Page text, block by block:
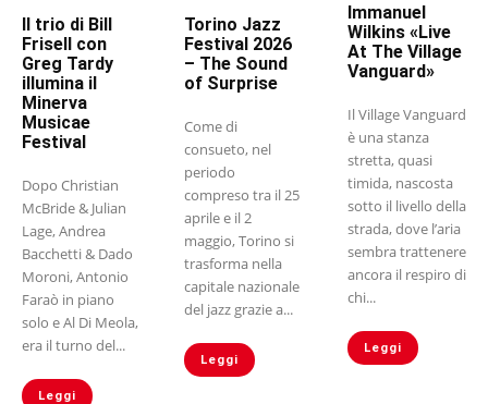
Il trio di Bill
Frisell con
Greg Tardy
illumina il
Minerva
Musicae
Festival
Dopo Christian
McBride & Julian
Lage, Andrea
Bacchetti & Dado
Moroni, Antonio
Faraò in piano
solo e Al Di Meola,
era il turno del...
Leggi
Torino Jazz
Festival 2026
– The Sound
of Surprise
Come di
consueto, nel
periodo
compreso tra il 25
aprile e il 2
maggio, Torino si
trasforma nella
capitale nazionale
del jazz grazie a...
Leggi
Immanuel
Wilkins «Live
At The Village
Vanguard»
Il Village Vanguard
è una stanza
stretta, quasi
timida, nascosta
sotto il livello della
strada, dove l’aria
sembra trattenere
ancora il respiro di
chi...
Leggi